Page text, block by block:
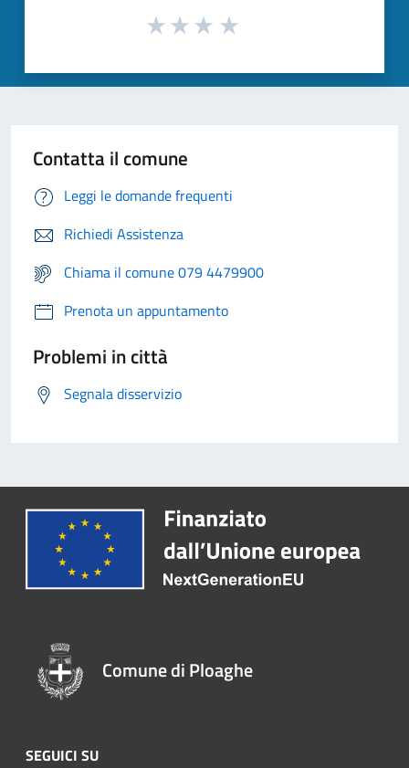
Contatta il comune
Leggi le domande frequenti
Richiedi Assistenza
Chiama il comune 079 4479900
Prenota un appuntamento
Problemi in città
Segnala disservizio
Comune di Ploaghe
SEGUICI SU